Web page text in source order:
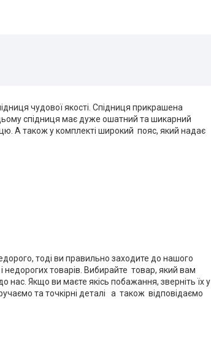
чудової якості. Спідниця прикрашена
спідниця має дуже ошатний та шикарний
А також у комплекті широкий пояс, який надає
тоді ви правильно заходите до нашого
недорогих товарів. Вибирайте товар, який вам
нас. Якщо ви маєте якісь побажання, зверніть їх у
та точкірні деталі а також відповідаємо